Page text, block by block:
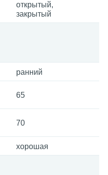
открытый,
закрытый
ранний
65
70
хорошая